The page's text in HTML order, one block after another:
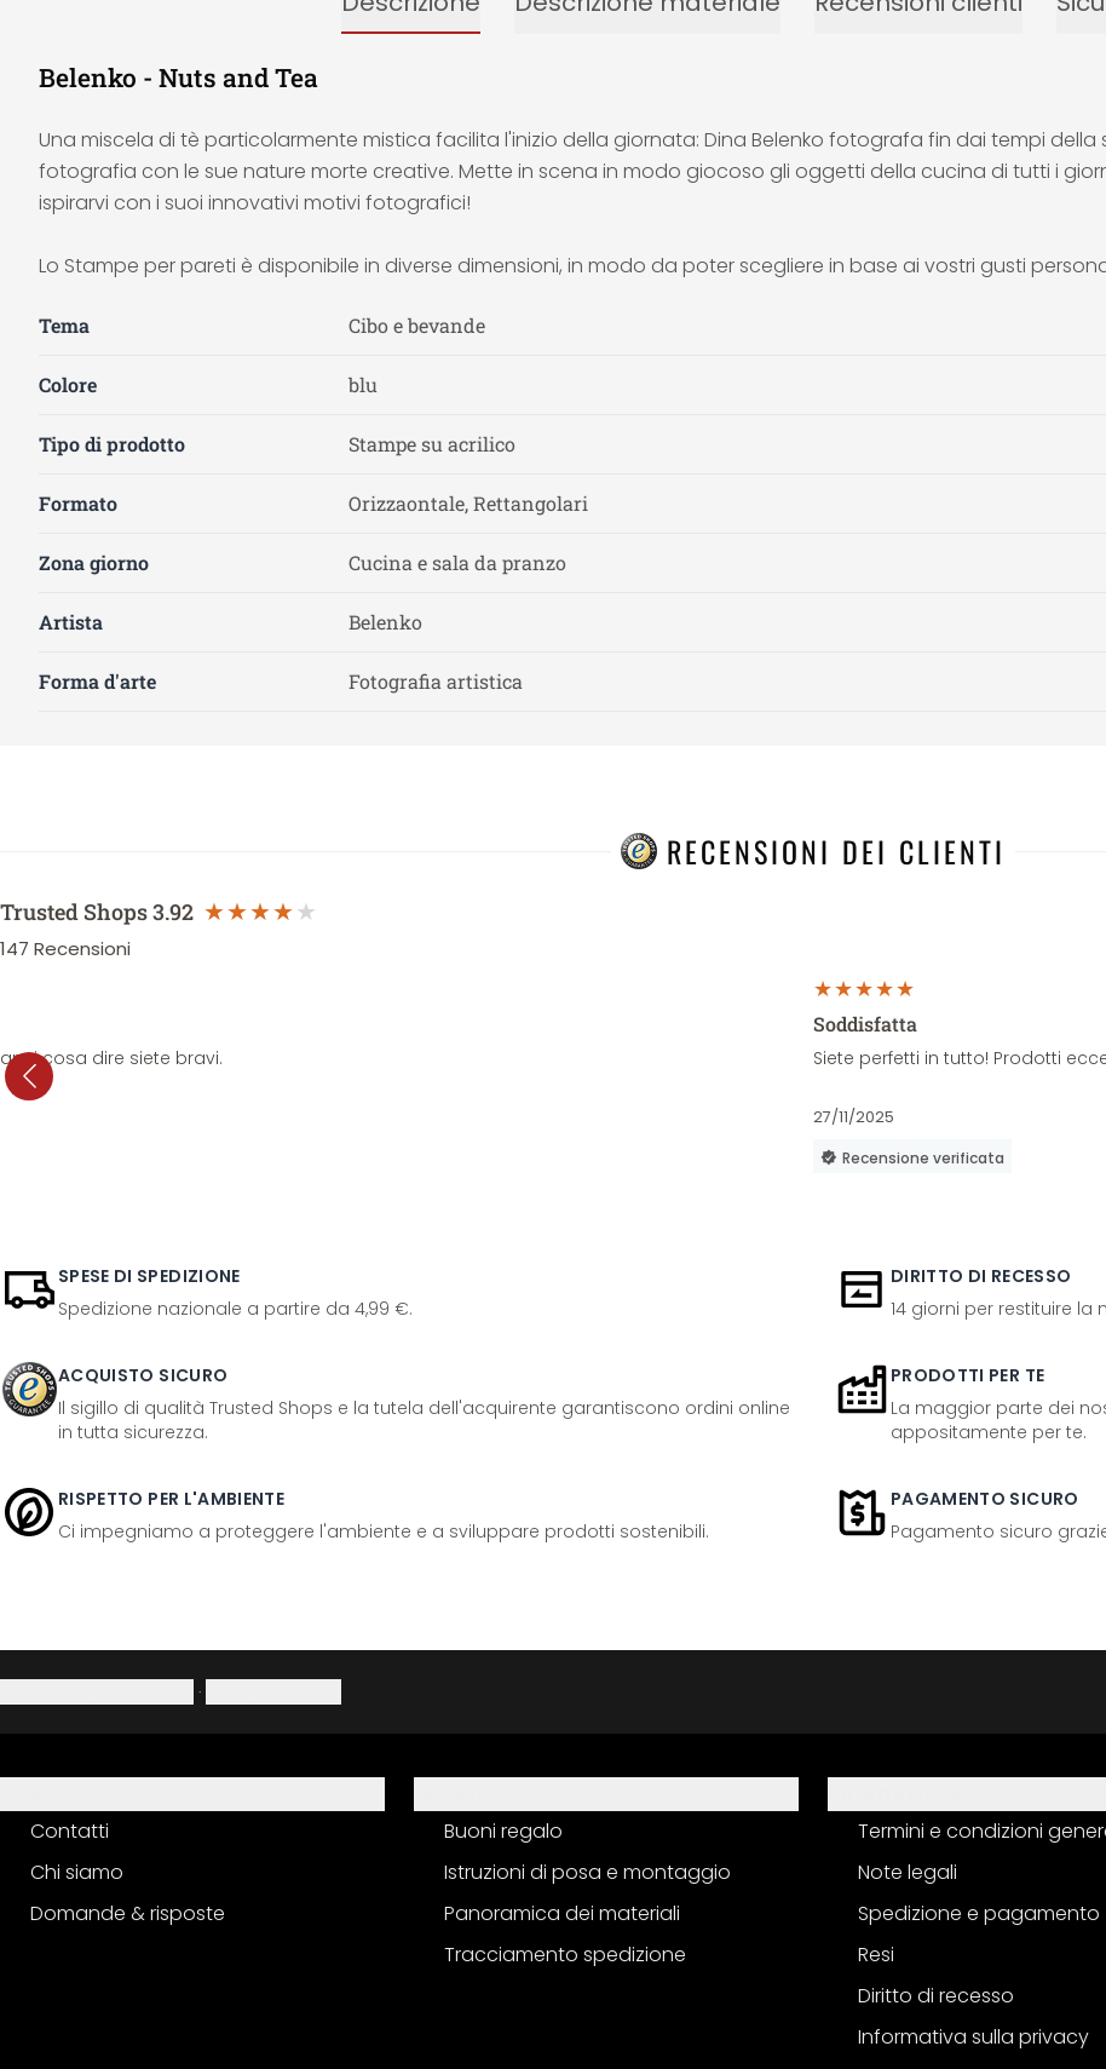
Belenko - Nuts and Tea
Una miscela di tè particolarmente mistica facilita l'inizio della giornata: Dina Belenko fotografa fin dai tempi
fotografia con le sue nature morte creative. Mette in scena in modo giocoso gli oggetti della cucina di tutti i
ispirarvi con i suoi innovativi motivi fotografici!
Lo Stampe per pareti è disponibile in diverse dimensioni, in modo da poter scegliere in base ai vostri gusti
Tema Cibo e bevande
Colore blu
Tipo di prodotto Stampe su acrilico
Formato Orizzaontale, Rettangolari
Zona giorno Cucina e sala da pranzo
Artista Belenko
Forma d'arte Fotografia artistica
RECENSIONI DEI CLIENTI
Trusted Shops3.92
147 Recensioni
cosa dire siete bravi.
Soddisfatta
Siete perfetti in tutto! Prodotti
27/11/2025
Recensione verificata
SPESE DI SPEDIZIONE
Spedizione nazionale a partire da 4,99 €.
DIRITTO DI RECESSO
14 giorni per restituire la
ACQUISTO SICURO
Il sigillo di qualità Trusted Shops e la tutela dell'acquirente garantiscono ordini online
in tutta sicurezza.
PRODOTTI PER TE
La maggior parte dei
appositamente per te.
RISPETTO PER L'AMBIENTE
Ci impegniamo a proteggere l'ambiente e a sviluppare prodotti sostenibili.
PAGAMENTO SICURO
Pagamento sicuro
·
Contatti
Chi siamo
Domande & risposte
Buoni regalo
Istruzioni di posa e montaggio
Panoramica dei materiali
Tracciamento spedizione
Termini e condizioni
Note legali
Spedizione e pagamento
Resi
Diritto di recesso
Informativa sulla privacy